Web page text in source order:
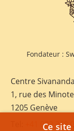
Fondateur :
Centre
1, rue des
1205 Genève
+41 022 328
Ce